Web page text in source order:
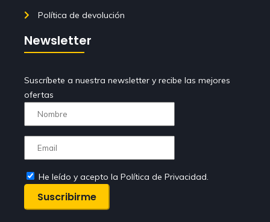
Política de devolución
Newsletter
Suscríbete a nuestra newsletter y recibe las mejores
ofertas
He leído y acepto la Política de Privacidad.